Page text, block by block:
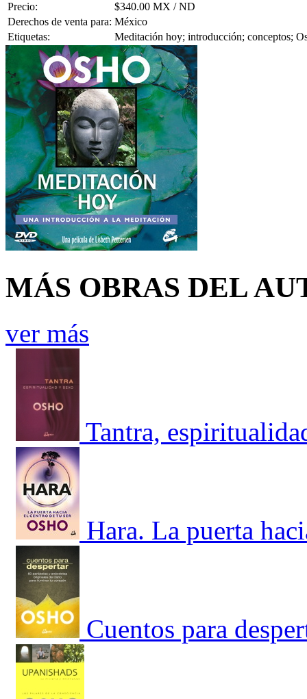
Precio:
$340.00 MX / ND
Derechos de venta para: México
Etiquetas:
Meditación hoy; introducción; conceptos;
MÁS OBRAS DEL
ver más
Tantra,
Hara. La puerta
Cuentos para